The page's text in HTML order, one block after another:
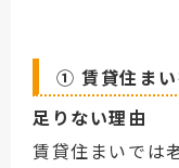
① 賃貸住まい
足りない理由
賃貸住まいでは